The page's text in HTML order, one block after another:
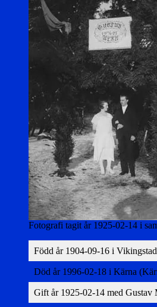
Fotografi tagit år 1925-02-14 i
Född år 1904-09-16 i Vikingstad
Död år 1996-02-18 i Kärna
Gift år 1925-02-14 med Gustav